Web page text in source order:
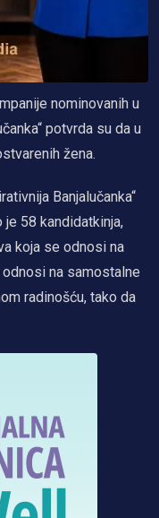
nominovanih u
potvrda su da u
žena.
Banjalučanka“
58 kandidatkinja,
koja se odnosi na
na samostalne
radinošću, tako da